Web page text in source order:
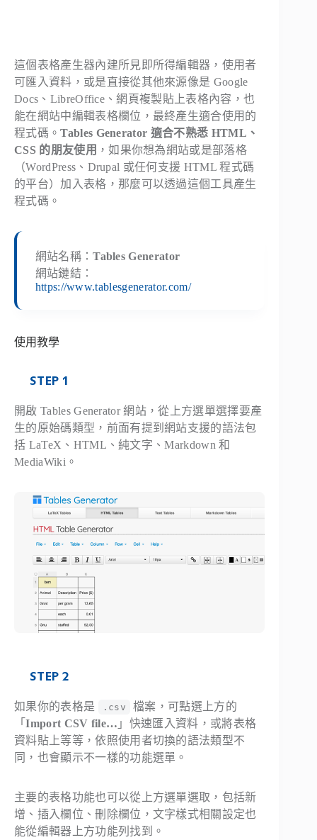
這個表格產生器內建所見即所得編輯器，使用者
可匯入資料，或是直接從其他來源像是 Google
Docs、LibreOffice、網頁複製貼上表格內容，也
能在網站中編輯表格欄位，最終產生適合使用的
程式碼。Tables Generator 適合不熟悉 HTML、
CSS 的朋友使用 ，如果你想為網站或是部落格
（WordPress、Drupal 或任何支援 HTML 程式碼
的平台）加入表格，那麼可以透過這個工具產生
程式碼。
網站名稱：Tables Generator
網站鏈結：
https://www.tablesgenerator.com/
使用教學
STEP 1
開啟 Tables Generator 網站，從上方選單選擇要產
生的原始碼類型，前面有提到網站支援的語法包
括 LaTeX、HTML、純文字、Markdown 和
MediaWiki。
STEP 2
如果你的表格是 .csv
檔案，可點選上方的
「Import CSV file… 」快速匯入資料，或將表格
資料貼上等等，依照使用者切換的語法類型不
同，也會顯示不一樣的功能選單。
主要的表格功能也可以從上方選單選取，包括新
增、插入欄位、刪除欄位，文字樣式相關設定也
能從編輯器上方功能列找到。